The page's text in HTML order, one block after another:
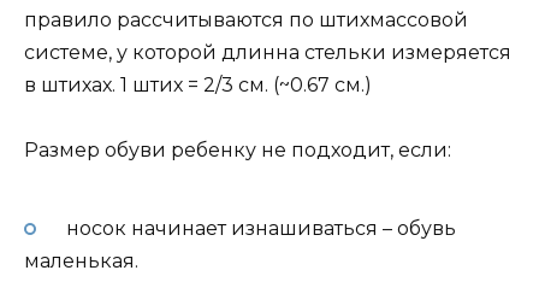
правило рассчитываются по штихмассовой
системе, у которой длинна стельки измеряется
в штихах. 1 штих = 2/3 см. (~0.67 см.)
Размер обуви ребенку не подходит, если:
носок начинает изнашиваться – обувь
маленькая.